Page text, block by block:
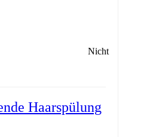
Nicht
Haarspülung